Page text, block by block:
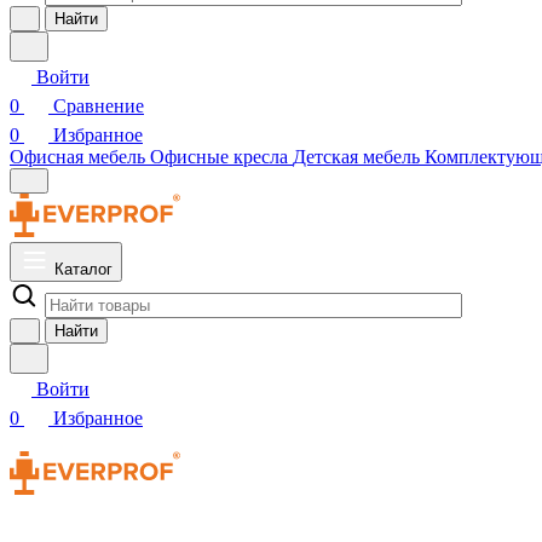
Найти
Войти
0
Сравнение
0
Избранное
Офисная мебель Офисные кресла Детская мебель
Каталог
Найти
Войти
0
Избранное